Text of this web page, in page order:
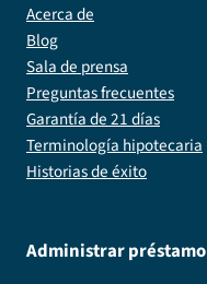
Acerca de
Blog
Sala de prensa
Preguntas frecuentes
Garantía de 21 días
Terminología hipotecaria
Historias de éxito
Administrar préstamo